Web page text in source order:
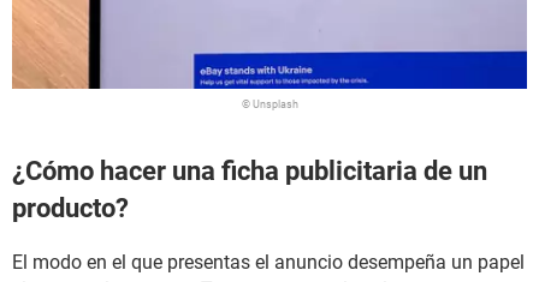
© Unsplash
¿Cómo hacer una ficha publicitaria de un
producto?
El modo en el que presentas el anuncio desempeña un papel